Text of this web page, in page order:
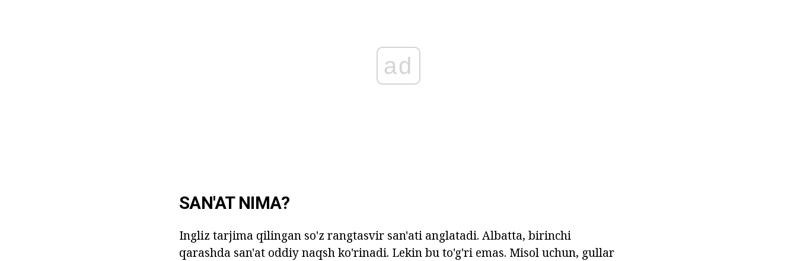
ad
SAN'AT NIMA?
Ingliz tarjima qilingan so'z rangtasvir san'ati anglatadi. Albatta, birinchi
qarashda san'at oddiy naqsh ko'rinadi. Lekin bu to'g'ri emas. Misol uchun, gullar